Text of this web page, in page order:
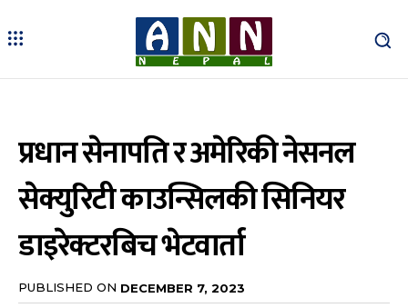
प्रधान सेनापति र अमेरिकी नेसनल
सेक्युरिटी काउन्सिलकी सिनियर
डाइरेक्टरबिच भेटवार्ता
PUBLISHED ON DECEMBER 7, 2023